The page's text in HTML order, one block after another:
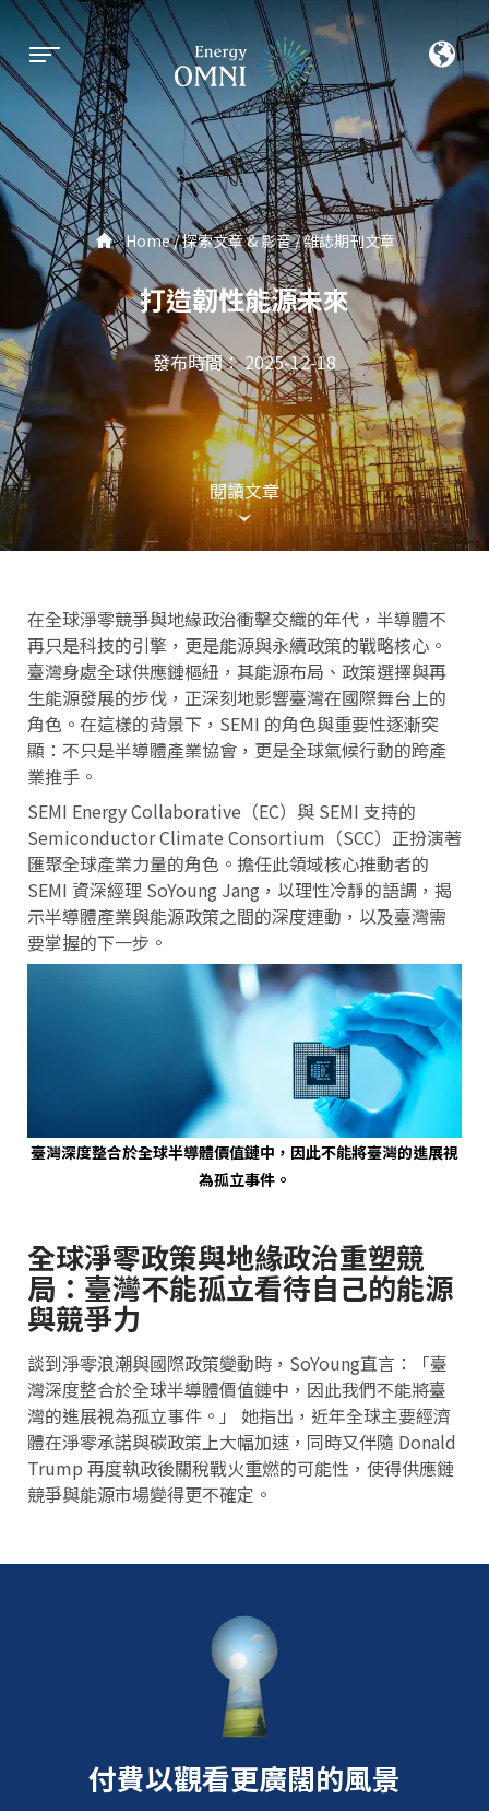
Home 探索文章 & 影音 雜誌期刊文章
打造韌性能源未來
發布時間： 2025-12-18
閱讀文章
在全球淨零競爭與地緣政治衝擊交織的年代，半導體不
再只是科技的引擎，更是能源與永續政策的戰略核心。
臺灣身處全球供應鏈樞紐，其能源布局、政策選擇與再
生能源發展的步伐，正深刻地影響臺灣在國際舞台上的
角色。在這樣的背景下，SEMI 的角色與重要性逐漸突
顯：不只是半導體產業協會，更是全球氣候行動的跨產
業推手。
SEMI Energy Collaborative（EC）與 SEMI 支持的
Semiconductor Climate Consortium（SCC）正扮演著
匯聚全球產業力量的角色。擔任此領域核心推動者的
SEMI 資深經理 SoYoung Jang，以理性冷靜的語調，揭
示半導體產業與能源政策之間的深度連動，以及臺灣需
要掌握的下一步。
臺灣深度整合於全球半導體價值鏈中，因此不能將臺灣的進展視
為孤立事件。
全球淨零政策與地緣政治重塑競
局：臺灣不能孤立看待自己的能源
與競爭力
談到淨零浪潮與國際政策變動時，SoYoung直言：「臺
灣深度整合於全球半導體價值鏈中，因此我們不能將臺
灣的進展視為孤立事件。」 她指出，近年全球主要經濟
體在淨零承諾與碳政策上大幅加速，同時又伴隨 Donald
Trump 再度執政後關稅戰火重燃的可能性，使得供應鏈
競爭與能源市場變得更不確定。
付費以觀看更廣闊的風景